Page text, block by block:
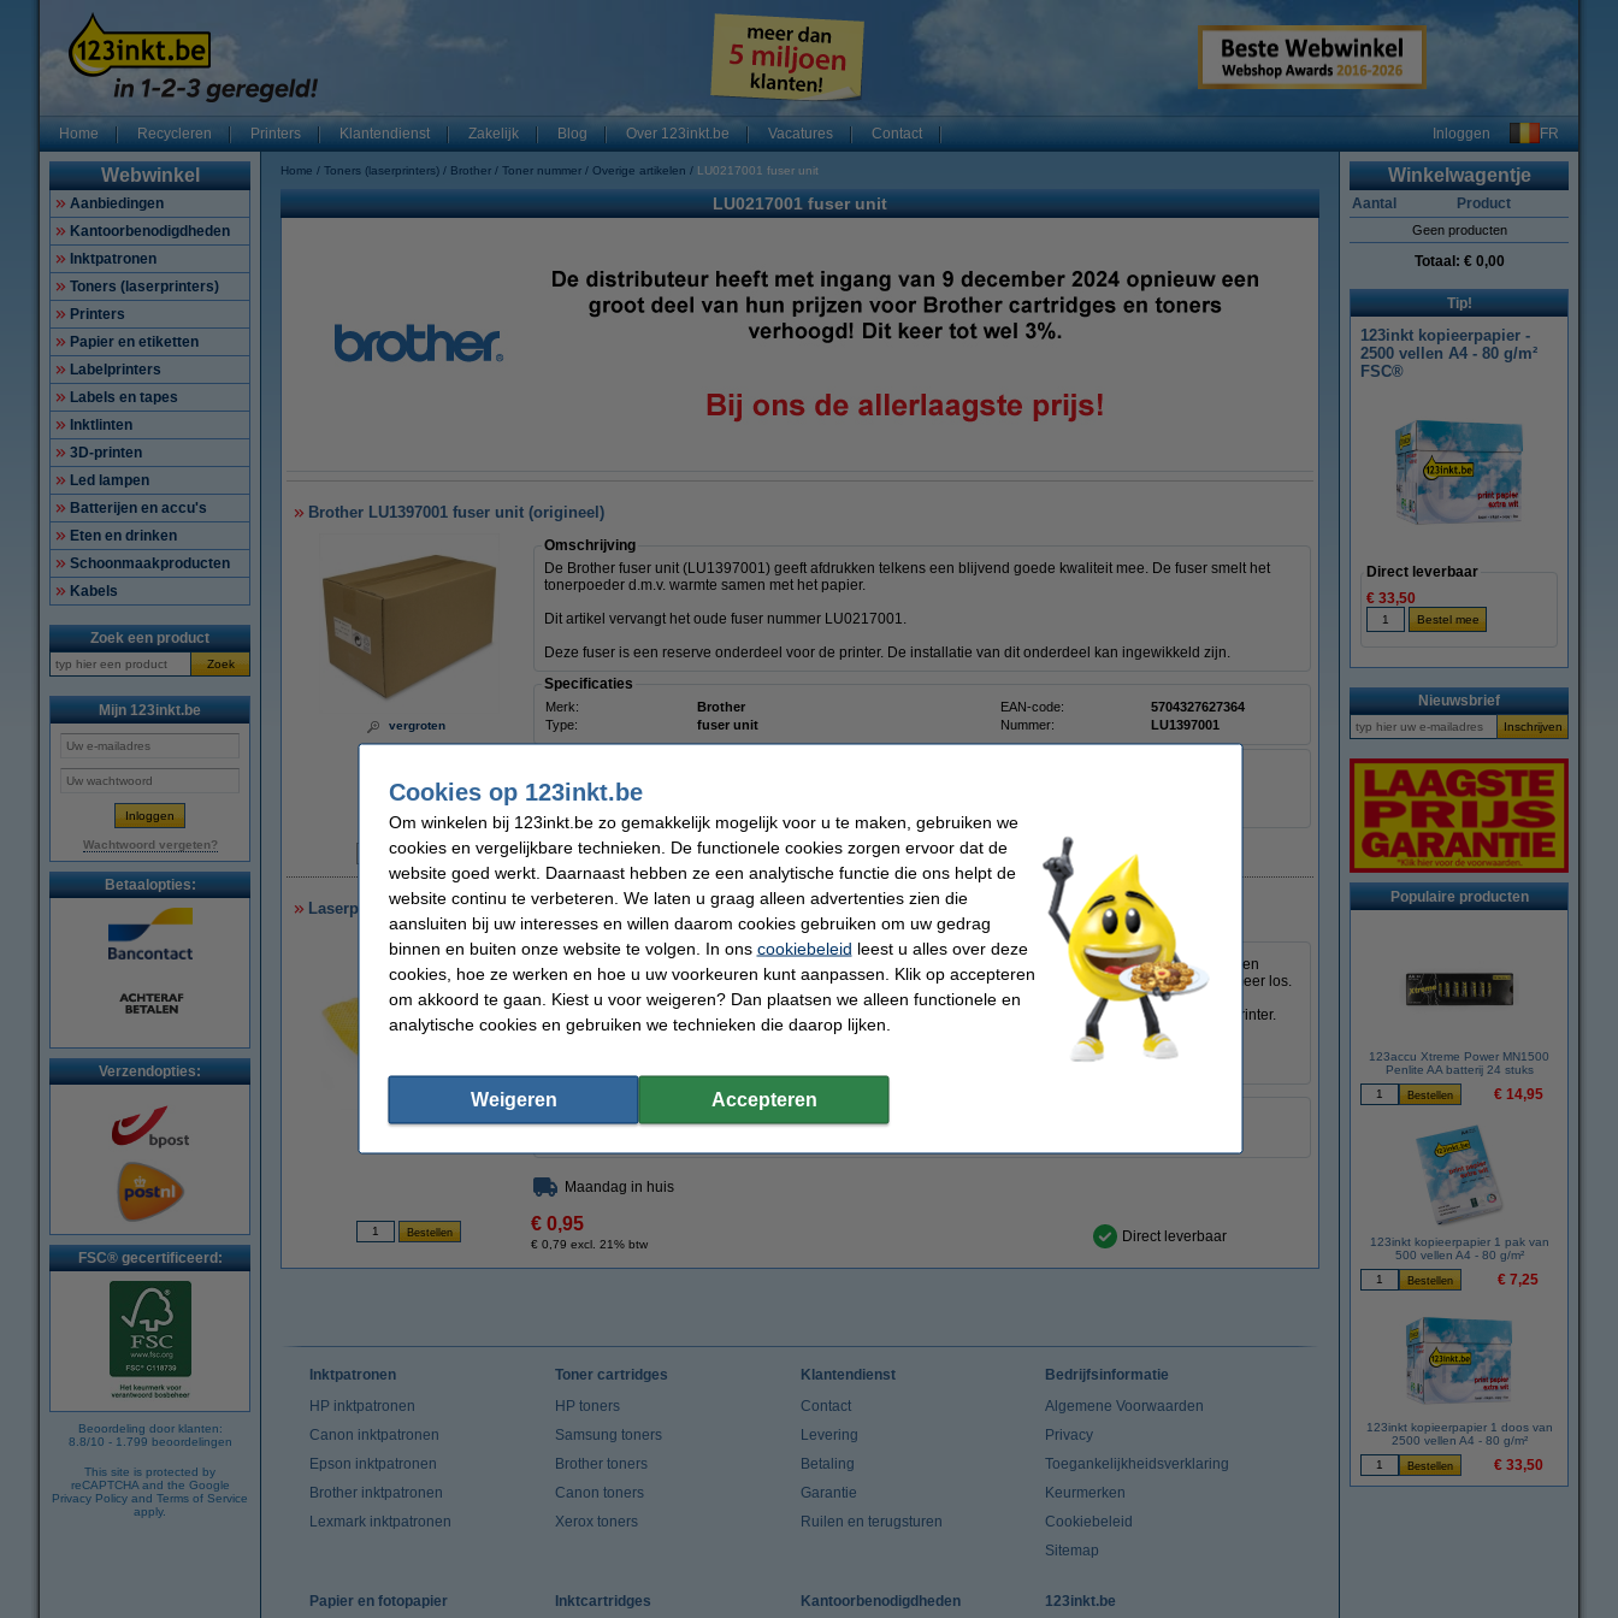
Home Recycleren Printers Klantendienst Zakelijk Blog Over 123inkt.be Vacatures Contact Inloggen FR
Webwinkel
Aanbiedingen
Kantoorbenodigdheden
Inktpatronen
Toners (laserprinters)
Printers
Papier en etiketten
Labelprinters
Labels en tapes
Inktlinten
3D-printen
Led lampen
Batterijen en accu's
Eten en drinken
Schoonmaakproducten
Kabels
Zoek een product
Zoek
Mijn 123inkt.be
Wachtwoord vergeten?
Betaalopties:
Verzendopties:
FSC® gecertificeerd:
Beoordeling door klanten:
8.8/10 - 1.799 beoordelingen
This site is protected by
reCAPTCHA and the Google
Privacy Policy and Terms of Service
apply.
Home Toners (laserprinters) Brother Toner nummer Overige artikelen LU0217001 fuser unit
LU0217001 fuser unit
Brother LU1397001 fuser unit (origineel)
vergroten
Omschrijving
De Brother fuser unit (LU1397001) geeft afdrukken telkens een blijvend goede kwaliteit mee. De fuser smelt het
tonerpoeder d.m.v. warmte samen met het papier.
Dit artikel vervangt het oude fuser nummer LU0217001.
Deze fuser is een reserve onderdeel voor de printer. De installatie van dit onderdeel kan ingewikkeld zijn.
Specificaties
Merk: Brother EAN-code:
5704327627364
Type:
fuser unit Nummer: LU1397001
onderdeel door een monteur te laten vervangen.
Niet meer in productie, dus niet meer leverbaar.
Laserprinter reinigingsdoek
vergroten
Omschrijving
Deze tonerdoek trekt tonerpoeder als een magneet aan en houdt het in de vezels vast. In tegenstelling tot een
gewone stofdoek, die het poeder alleen verspreidt of zelfs doet opwaaien, laat deze doek het poeder niet meer los.
Zelfs de kleinste tonerdeeltjes blijven plakken. Voorkom dat het lastig te verwijderen poeder op uw handen
terechtkomt. De tonerlap kan ook worden gebruikt voor het schoonmaken van de binnenkant van de laserprinter.
Voor het beste resultaat dient u de doek voor gebruik in beide richtingen op te rekken.
Specificaties
Type:
Maandag in huis
€ 0,95
€ 0,79 excl. 21% btw Direct leverbaar
Winkelwagentje
Aantal Product
Geen producten
Totaal: € 0,00
Tip!
123inkt kopieerpapier -
2500 vellen A4 - 80 g/m²
FSC®
Direct leverbaar
€ 33,50
Nieuwsbrief
Populaire producten
123accu Xtreme Power MN1500
Penlite AA batterij 24 stuks
€ 14,95
123inkt kopieerpapier 1 pak van
500 vellen A4 - 80 g/m²
€ 7,25
123inkt kopieerpapier 1 doos van
2500 vellen A4 - 80 g/m²
€ 33,50
Inktpatronen
HP inktpatronen
Canon inktpatronen
Epson inktpatronen
Brother inktpatronen
Lexmark inktpatronen
Toner cartridges
HP toners
Samsung toners
Brother toners
Canon toners
Xerox toners
Klantendienst
Contact
Levering
Betaling
Garantie
Ruilen en terugsturen
Bedrijfsinformatie
Algemene Voorwaarden
Privacy
Toegankelijkheidsverklaring
Keurmerken
Cookiebeleid
Sitemap
Papier en fotopapier Inktcartridges Kantoorbenodigdheden 123inkt.be
Cookies op 123inkt.be
Om winkelen bij 123inkt.be zo gemakkelijk mogelijk voor u te maken, gebruiken we
cookies en vergelijkbare technieken. De functionele cookies zorgen ervoor dat de
website goed werkt. Daarnaast hebben ze een analytische functie die ons helpt de
website continu te verbeteren. We laten u graag alleen advertenties zien die
aansluiten bij uw interesses en willen daarom cookies gebruiken om uw gedrag
binnen en buiten onze website te volgen. In ons cookiebeleid leest u alles over deze
cookies, hoe ze werken en hoe u uw voorkeuren kunt aanpassen. Klik op accepteren
om akkoord te gaan. Kiest u voor weigeren? Dan plaatsen we alleen functionele en
analytische cookies en gebruiken we technieken die daarop lijken.
Weigeren Accepteren